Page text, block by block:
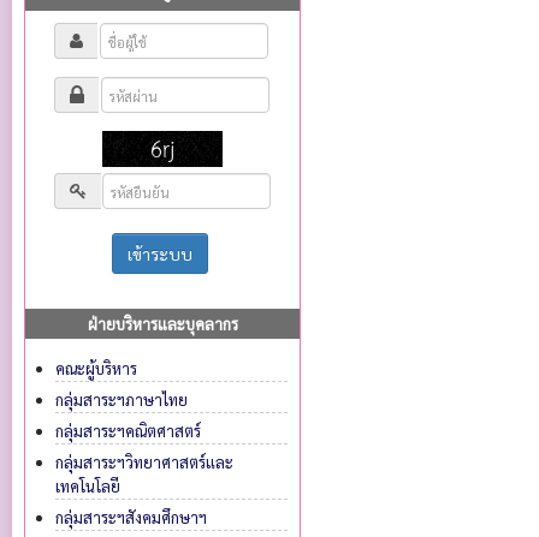
ฝ่ายบริหารและบุคลากร
คณะผู้บริหาร
กลุ่มสาระฯภาษาไทย
กลุ่มสาระฯคณิตศาสตร์
กลุ่มสาระฯวิทยาศาสตร์และ
เทคโนโลยี
กลุ่มสาระฯสังคมศึกษาฯ